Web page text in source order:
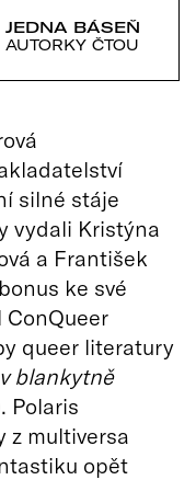
JEDNA BÁSEŇ
AUTORKY ČTOU
silné stáje
vydali Kristýna
a František
ke své
queer literatury
blankytně
Polaris
z multiversa
opět